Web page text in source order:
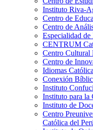
Instituto Riva-
Centro de
Centro de
Especialidad de
CENTRUM
Centro Cultural
Centro de
Idiomas Católica
Conexión
Instituto
Instituto para la
Instituto de
Centro
Católica del